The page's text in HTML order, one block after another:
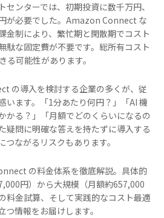
センターでは、初期投資に数千万円、
が必要でした。Amazon Connect な
金制により、繁忙期と閑散期でコスト
駄な固定費が不要です。総所有コスト
る可能性があります。
の導入を検討する企業の多くが、従
います。「1分あたり何円？」「AI 機
かる？」「月額でどのくらいになるの
疑問に明確な答えを持たずに導入する
つながるリスクもあります。
の料金体系を徹底解説。具体的
円）から大規模（月額約657,000
料金試算、そして実践的なコスト最適
情報をお届けします。